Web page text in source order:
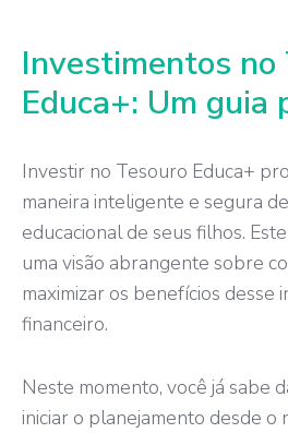
Investimentos no
Educa+: Um guia
Investir no Tesouro Educa+
maneira inteligente e segura
educacional de seus filhos.
uma visão abrangente sobre
maximizar os benefícios desse
financeiro.
Neste momento, você já sabe
iniciar o planejamento desde o